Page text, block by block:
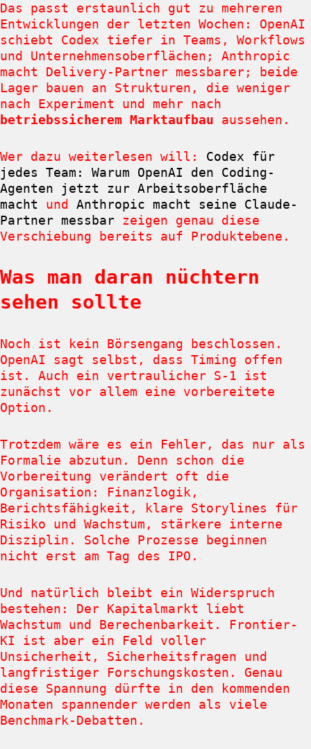
Das passt erstaunlich gut zu mehreren
Entwicklungen der letzten Wochen: OpenAI
schiebt Codex tiefer in Teams, Workflows
und Unternehmensoberflächen; Anthropic
macht Delivery-Partner messbarer; beide
Lager bauen an Strukturen, die weniger
nach Experiment und mehr nach
betriebssicherem Marktaufbau aussehen.
Wer dazu weiterlesen will: Codex für
jedes Team: Warum OpenAI den Coding-
Agenten jetzt zur Arbeitsoberfläche
macht und Anthropic macht seine Claude-
Partner messbar zeigen genau diese
Verschiebung bereits auf Produktebene.
Was man daran nüchtern
sehen sollte
Noch ist kein Börsengang beschlossen.
OpenAI sagt selbst, dass Timing offen
ist. Auch ein vertraulicher S-1 ist
zunächst vor allem eine vorbereitete
Option.
Trotzdem wäre es ein Fehler, das nur als
Formalie abzutun. Denn schon die
Vorbereitung verändert oft die
Organisation: Finanzlogik,
Berichtsfähigkeit, klare Storylines für
Risiko und Wachstum, stärkere interne
Disziplin. Solche Prozesse beginnen
nicht erst am Tag des IPO.
Und natürlich bleibt ein Widerspruch
bestehen: Der Kapitalmarkt liebt
Wachstum und Berechenbarkeit. Frontier-
KI ist aber ein Feld voller
Unsicherheit, Sicherheitsfragen und
langfristiger Forschungskosten. Genau
diese Spannung dürfte in den kommenden
Monaten spannender werden als viele
Benchmark-Debatten.